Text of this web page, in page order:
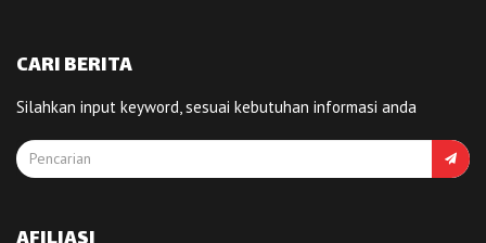
CARI BERITA
Silahkan input keyword, sesuai kebutuhan informasi anda